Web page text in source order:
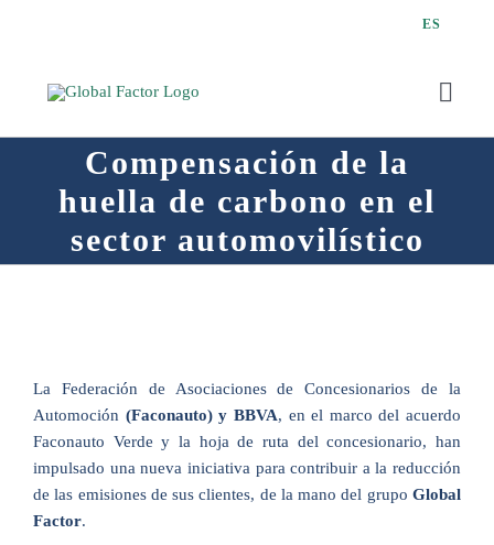
ES
Compensación de la
huella de carbono en el
sector automovilístico
La Federación de Asociaciones de Concesionarios de la
Automoción (Faconauto) y BBVA, en el marco del acuerdo
Faconauto Verde y la hoja de ruta del concesionario, han
impulsado una nueva iniciativa para contribuir a la reducción
de las emisiones de sus clientes, de la mano del grupoGlobal
Factor.